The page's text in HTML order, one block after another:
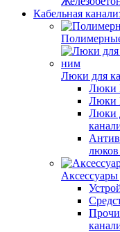
Кабельная
Люки для
Люки
Люки
Люки
Аксессуары